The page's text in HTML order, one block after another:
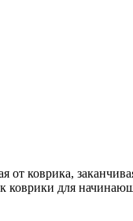
коврика,
для